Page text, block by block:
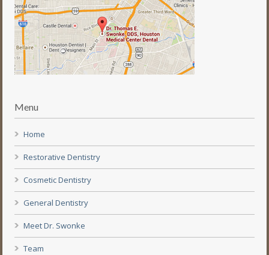
Menu
Home
Restorative Dentistry
Cosmetic Dentistry
General Dentistry
Meet Dr. Swonke
Team